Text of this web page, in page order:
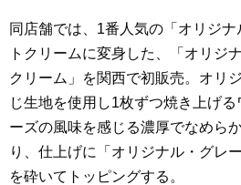
同店舗では、1番人気の「オリジ
トクリームに変身した、「オリジ
クリーム」を関西で初販売。オリ
じ生地を使用し1枚ずつ焼き上げ
ーズの風味を感じる濃厚でなめら
り、仕上げに「オリジナル・グレ
を砕いてトッピングする。